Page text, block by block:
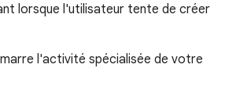
lorsque l'utilisateur tente de créer
l'activité spécialisée de votre